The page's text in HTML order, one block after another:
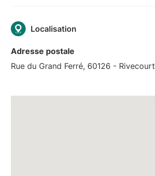
Localisation
Adresse postale
Rue du Grand Ferré, 60126 - Rivecourt